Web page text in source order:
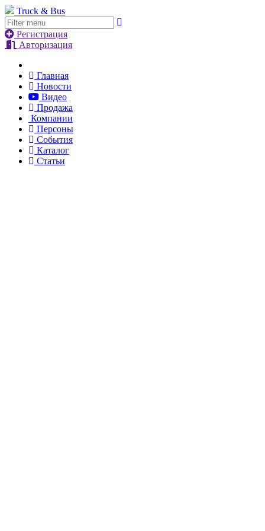
Truck & Bus
Регистрация
Авторизация
Главная
Новости
Видео
Продажа
Компании
Персоны
События
Каталог
Статьи